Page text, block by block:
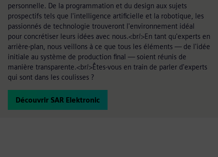
personnelle. De la programmation et du design aux sujets
prospectifs tels que l'intelligence artificielle et la robotique, les
passionnés de technologie trouveront l'environnement idéal
pour concrétiser leurs idées avec nous.<br/>En tant qu'experts en
arrière-plan, nous veillons à ce que tous les éléments — de l'idée
initiale au système de production final — soient réunis de
manière transparente.<br/>Êtes-vous en train de parler d'experts
qui sont dans les coulisses ?
Découvrir SAR Elektronic